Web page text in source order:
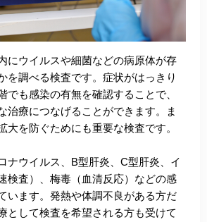
にウイルスや細菌などの病原体が存
を調べる検査です。症状がはっきり
でも感染の有無を確認することで、
治療につなげることができます。ま
大を防ぐためにも重要な検査です。
ナウイルス、B型肝炎、C型肝炎、イ
検査）、梅毒（血清反応）などの感
います。発熱や体調不良がある方だ
として検査を希望される方も受けて